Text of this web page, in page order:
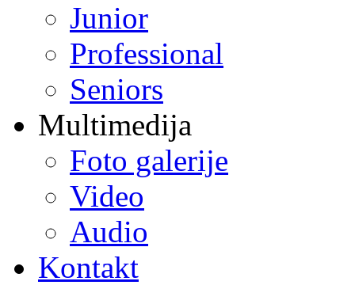
Junior
Professional
Seniors
Multimedija
Foto galerije
Video
Audio
Kontakt